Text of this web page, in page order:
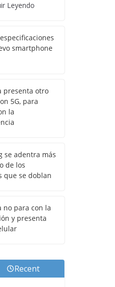
Leyendo
smartphone
presenta otro
5G, para
la
se adentra más
de los
que se doblan
no para con la
y presenta
Recent